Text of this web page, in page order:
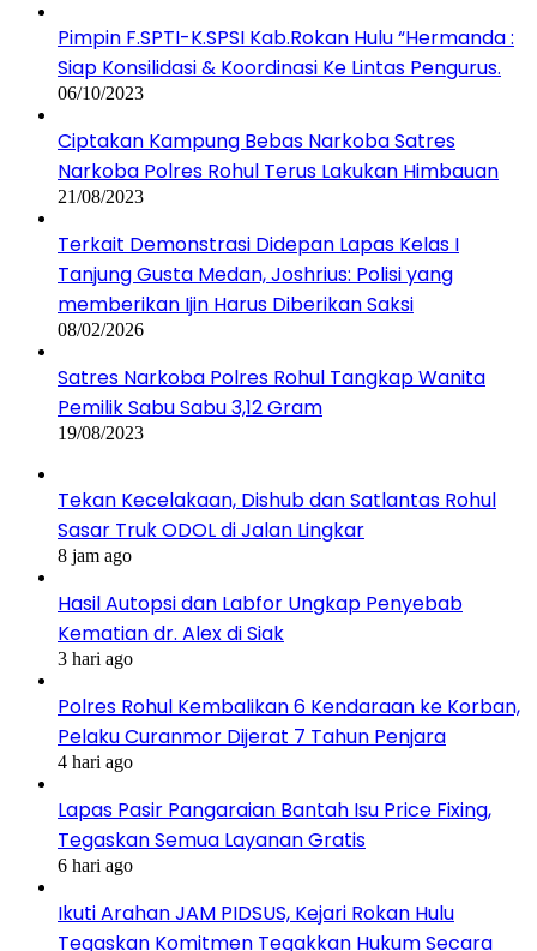
Pimpin F.SPTI-K.SPSI Kab.Rokan Hulu “Hermanda :
Siap Konsilidasi & Koordinasi Ke Lintas Pengurus.
06/10/2023
Ciptakan Kampung Bebas Narkoba Satres
Narkoba Polres Rohul Terus Lakukan Himbauan
21/08/2023
Terkait Demonstrasi Didepan Lapas Kelas I
Tanjung Gusta Medan, Joshrius: Polisi yang
memberikan Ijin Harus Diberikan Saksi
08/02/2026
Satres Narkoba Polres Rohul Tangkap Wanita
Pemilik Sabu Sabu 3,12 Gram
19/08/2023
Tekan Kecelakaan, Dishub dan Satlantas Rohul
Sasar Truk ODOL di Jalan Lingkar
8 jam ago
Hasil Autopsi dan Labfor Ungkap Penyebab
Kematian dr. Alex di Siak
3 hari ago
Polres Rohul Kembalikan 6 Kendaraan ke Korban,
Pelaku Curanmor Dijerat 7 Tahun Penjara
4 hari ago
Lapas Pasir Pangaraian Bantah Isu Price Fixing,
Tegaskan Semua Layanan Gratis
6 hari ago
Ikuti Arahan JAM PIDSUS, Kejari Rokan Hulu
Tegaskan Komitmen Tegakkan Hukum Secara